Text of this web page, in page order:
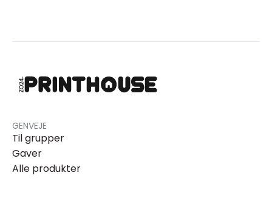
GENVEJE
Til grupper
Gaver
Alle produkter